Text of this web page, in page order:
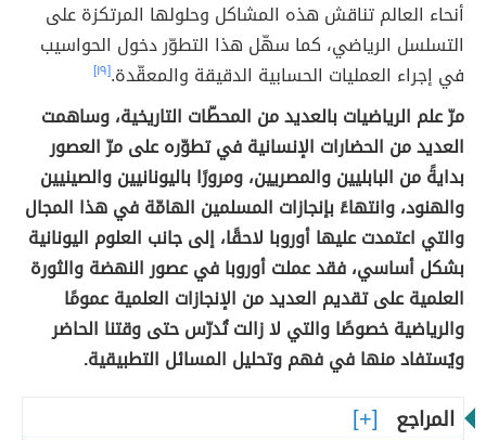
أنحاء العالم تناقش هذه المشاكل وحلولها المرتكزة على
التسلسل الرياضي، كما سهّل هذا التطوّر دخول الحواسيب
في إجراء العمليات الحسابية الدقيقة والمعقّدة.[١٩]
مرّ علم الرياضيات بالعديد من المحطّات التاريخية، وساهمت
العديد من الحضارات الإنسانية في تطوّره على مرّ العصور
بدايةً من البابليين والمصريين، ومرورًا باليونانيين والصينيين
والهنود، وانتهاءً بإنجازات المسلمين الهامّة في هذا المجال
والتي اعتمدت عليها أوروبا لاحقًا، إلى جانب العلوم اليونانية
بشكل أساسي، فقد عملت أوروبا في عصور النهضة والثورة
العلمية على تقديم العديد من الإنجازات العلمية عمومًا
والرياضية خصوصًا والتي لا زالت تُدرّس حتى وقتنا الحاضر
ويُستفاد منها في فهم وتحليل المسائل التطبيقية.
المراجع